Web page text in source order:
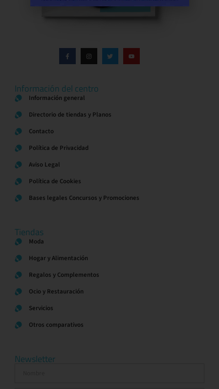
Información del centro
Información general
Directorio de tiendas y Planos
Contacto
Política de Privacidad
Aviso Legal
Política de Cookies
Bases legales Concursos y Promociones
Tiendas
Moda
Hogar y Alimentación
Regalos y Complementos
Ocio y Restauración
Servicios
Otros comparativos
Newsletter